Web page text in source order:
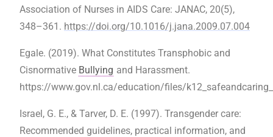
Association of Nurses in AIDS Care: JANAC, 20(5),
348–361. https://doi.org/10.1016/j.jana.2009.07.004
Egale. (2019). What Constitutes Transphobic and
Cisnormative Bullying and Harassment.
https://www.gov.nl.ca/education/files/
Israel, G. E., & Tarver, D. E. (1997). Transgender care:
Recommended guidelines, practical information, and